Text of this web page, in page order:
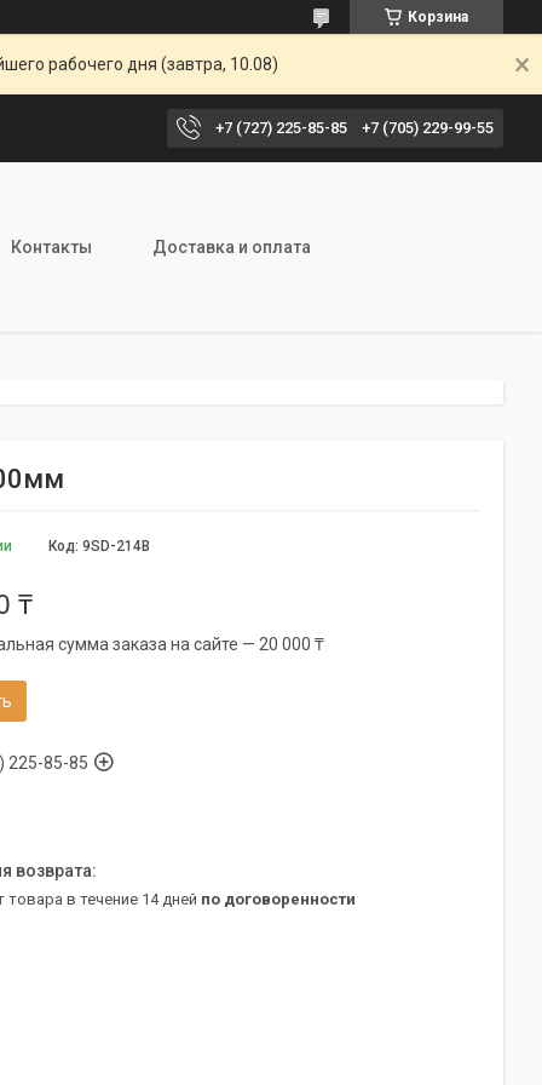
Корзина
рабочего дня (завтра, 10.08)
+7 (727) 225-85-85 +7 (705) 229-99-55
Контакты Доставка и оплата
Код: 9SD-214B
₸
сумма заказа на сайте — 20 000 ₸
225-85-85
товара в течение 14 дней по договоренности